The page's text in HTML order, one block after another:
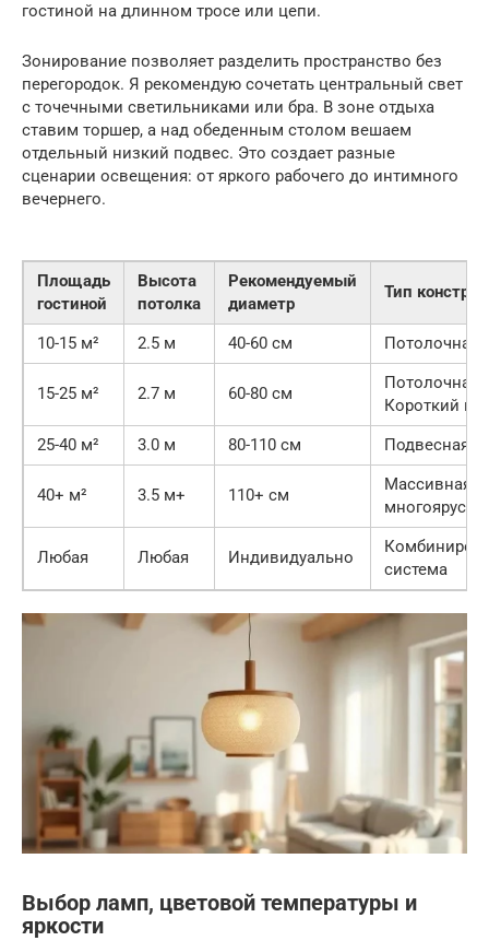
гостиной на длинном тросе или цепи.
Зонирование позволяет разделить пространство без
перегородок. Я рекомендую сочетать центральный свет
с точечными светильниками или бра. В зоне отдыха
ставим торшер, а над обеденным столом вешаем
отдельный низкий подвес. Это создает разные
сценарии освещения: от яркого рабочего до интимного
вечернего.
Площадь
гостиной
Высота
потолка
Рекомендуемый
диаметр
Тип
10-15 м² 2.5 м 40-60 см Потолочная
15-25 м² 2.7 м 60-80 см
Потолочная /
Короткий
25-40 м²
3.0 м 80-110 см Подвесная
40+ м² 3.5 м+ 110+ см
Массивная
Любая Любая Индивидуально
система
Выбор ламп, цветовой температуры и
яркости